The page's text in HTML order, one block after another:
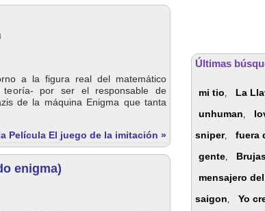
a la figura real del matemático
teoría- por ser el responsable de
de la máquina Enigma que tanta
Película El juego de la imitación »
enigma)
Últimas
mi tio, La
unhuman,
sniper, fuera
gente,
mensajero
saigon, Yo